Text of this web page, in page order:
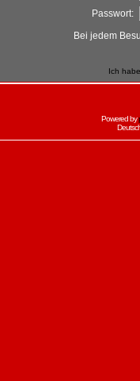
Passwort:
Bei jedem
Ich
Powered by